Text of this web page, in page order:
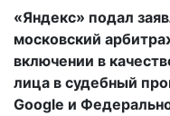
«Яндекс» подал
московский
включении в
лица в судебный
Google и